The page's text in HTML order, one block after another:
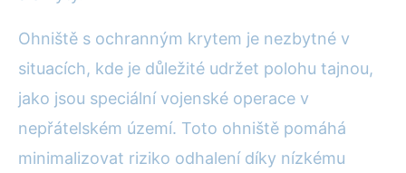
Ohniště s ochranným krytem je nezbytné v
situacích, kde je důležité udržet polohu tajnou,
jako jsou speciální vojenské operace v
nepřátelském území. Toto ohniště pomáhá
minimalizovat riziko odhalení díky nízkému